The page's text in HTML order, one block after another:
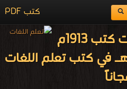
كتب PDF
اصدارات كتب 1913م
في كتب تعلم اللغات